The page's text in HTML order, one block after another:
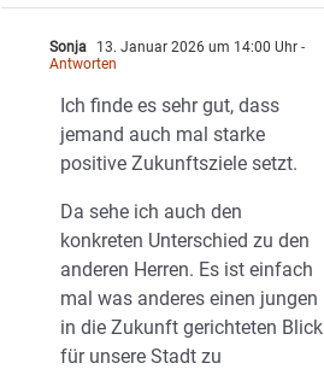
Sonja 13. Januar 2026 um 14:00 Uhr -
Antworten
Ich finde es sehr gut, dass
jemand auch mal starke
positive Zukunftsziele setzt.
Da sehe ich auch den
konkreten Unterschied zu den
anderen Herren. Es ist einfach
mal was anderes einen jungen
in die Zukunft gerichteten Blick
für unsere Stadt zu